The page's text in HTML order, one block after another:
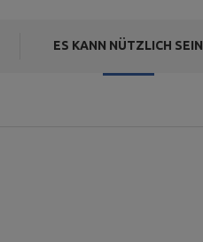
ES KANN NÜTZLICH SEIN